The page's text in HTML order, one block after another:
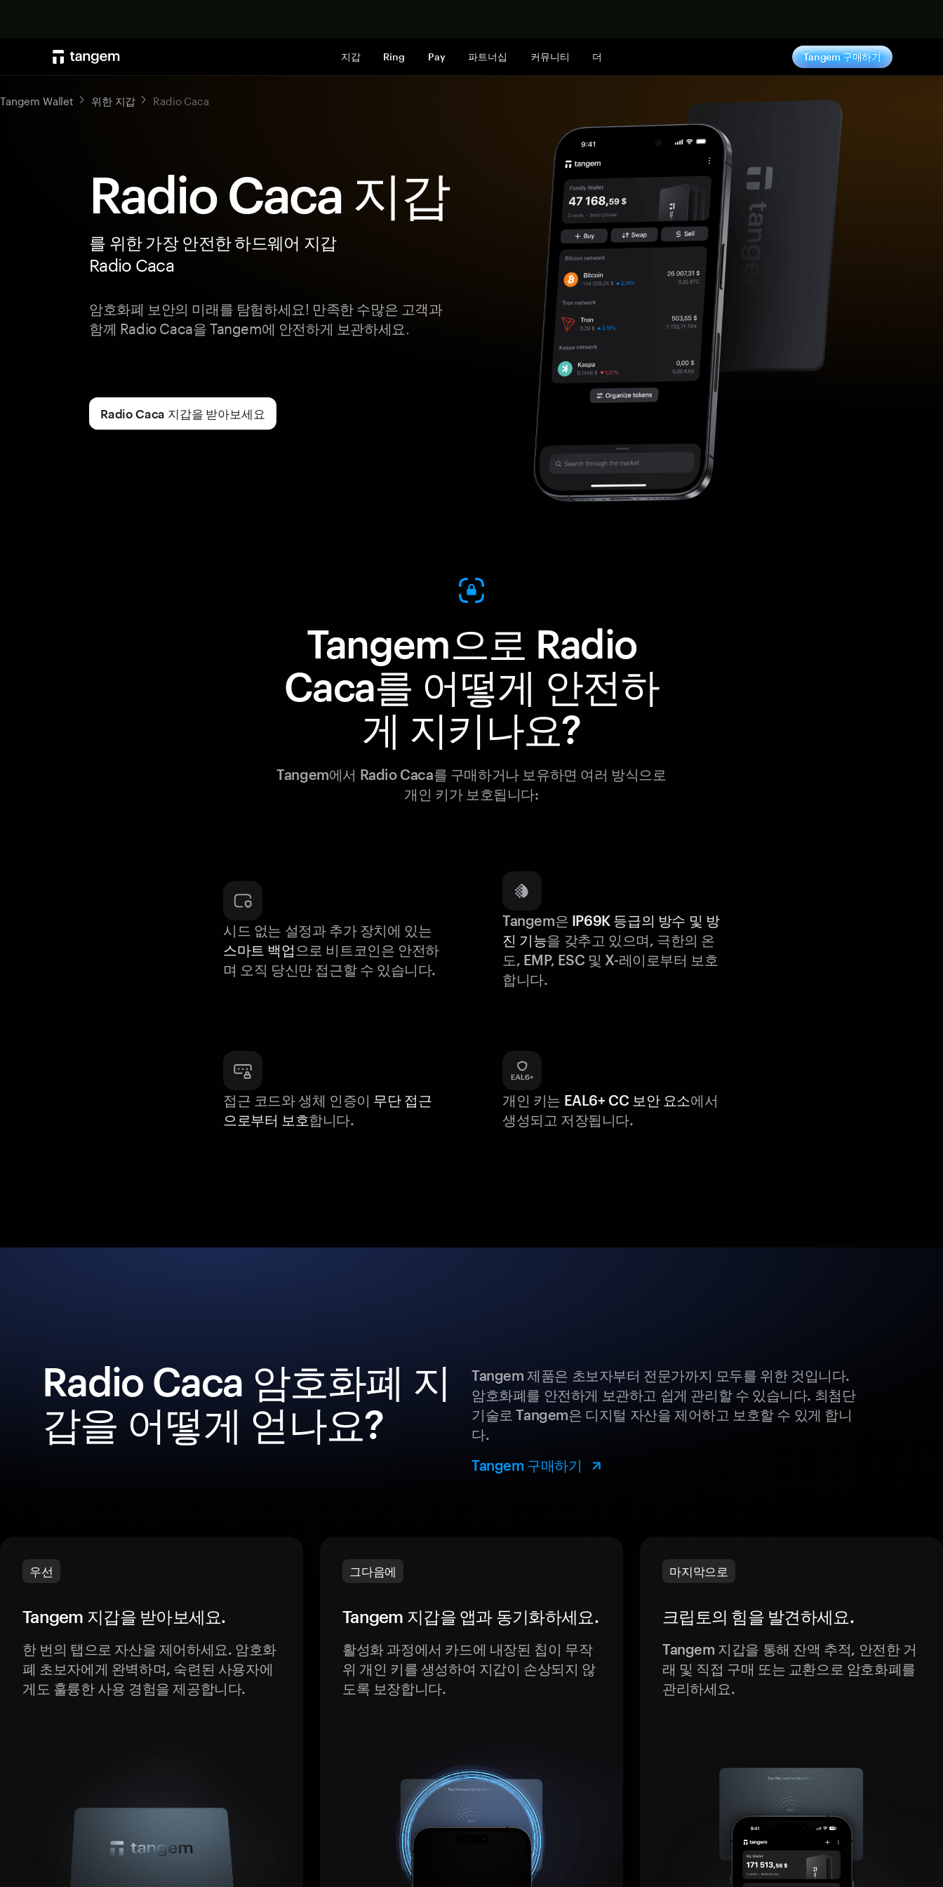
지갑 Ring Pay 파트너십 커뮤니티 더 Tangem 구매하기
Tangem Wallet 위한 지갑 Radio Caca
Radio Caca 지갑
를 위한 가장 안전한 하드웨어 지갑
Radio Caca
암호화폐 보안의 미래를 탐험하세요! 만족한 수많은 고객과
함께 Radio Caca을 Tangem에 안전하게 보관하세요.
Radio Caca 지갑을 받아보세요
Tangem으로 Radio
Caca를 어떻게 안전하
게 지키나요?
Tangem에서 Radio Caca를 구매하거나 보유하면 여러 방식으로
개인 키가 보호됩니다:
시드 없는 설정과 추가 장치에 있는
스마트 백업 으로 비트코인은 안전하
며 오직 당신만 접근할 수 있습니다.
Tangem은 IP69K 등급의 방수 및 방
진 기능을 갖추고 있으며, 극한의 온
도, EMP, ESC 및 X-레이로부터 보호
합니다.
접근 코드와 생체 인증이 무단 접근
으로부터 보호합니다.
개인 키는 EAL6+ CC 보안 요소에서
생성되고 저장됩니다.
Radio Caca 암호화폐 지
갑을 어떻게 얻나요?
Tangem 제품은 초보자부터 전문가까지 모두를 위한 것입니다.
암호화폐를 안전하게 보관하고 쉽게 관리할 수 있습니다. 최첨단
기술로 Tangem은 디지털 자산을 제어하고 보호할 수 있게 합니
다.
Tangem 구매하기
우선
Tangem 지갑을 받아보세요.
한 번의 탭으로 자산을 제어하세요. 암호화
폐 초보자에게 완벽하며, 숙련된 사용자에
게도 훌륭한 사용 경험을 제공합니다.
그다음에
Tangem 지갑을 앱과 동기화하세요.
활성화 과정에서 카드에 내장된 칩이 무작
위 개인 키를 생성하여 지갑이 손상되지 않
도록 보장합니다.
마지막으로
크립토의 힘을 발견하세요.
Tangem 지갑을 통해 잔액 추적, 안전한 거
래 및 직접 구매 또는 교환으로 암호화폐를
관리하세요.